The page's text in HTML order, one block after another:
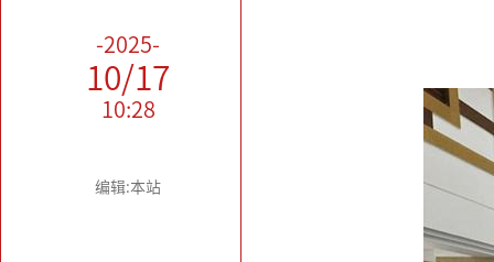
-2025-
10/17
10:28
编辑:本站